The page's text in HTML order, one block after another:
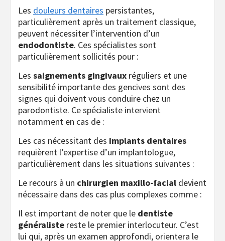
Les douleurs dentaires persistantes,
particulièrement après un traitement classique,
peuvent nécessiter l’intervention d’un
endodontiste. Ces spécialistes sont
particulièrement sollicités pour :
Les saignements gingivaux réguliers et une
sensibilité importante des gencives sont des
signes qui doivent vous conduire chez un
parodontiste. Ce spécialiste intervient
notamment en cas de :
Les cas nécessitant des implants dentaires
requièrent l’expertise d’un implantologue,
particulièrement dans les situations suivantes :
Le recours à un chirurgien maxillo-facial devient
nécessaire dans des cas plus complexes comme :
Il est important de noter que le dentiste
généraliste reste le premier interlocuteur. C’est
lui qui, après un examen approfondi, orientera le